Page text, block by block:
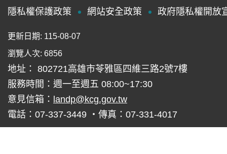
隱私權保護政策 網站安全政策 政府隱私權開放
更新日期
115-08-07
瀏覽人次 6856
地址： 802721高雄市苓雅區四維三路2號7樓
服務時間：週一至週五 08:00~17:30
意見信箱： landp@kcg.gov.tw
電話：07-337-3449 ‧傳真：07-331-4017